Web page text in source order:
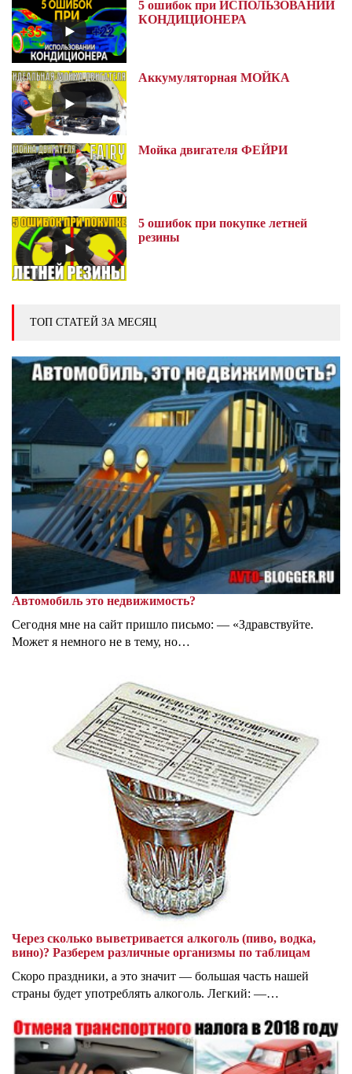
5 ошибок при ИСПОЛЬЗОВАНИИ
КОНДИЦИОНЕРА
Аккумуляторная МОЙКА
Мойка двигателя ФЕЙРИ
5 ошибок при покупке летней
резины
ТОП СТАТЕЙ ЗА МЕСЯЦ
Автомобиль это недвижимость?
Сегодня мне на сайт пришло письмо: — «Здравствуйте.
Может я немного не в тему, но…
Через сколько выветривается алкоголь (пиво, водка,
вино)? Разберем различные организмы по таблицам
Скоро праздники, а это значит — большая часть нашей
страны будет употреблять алкоголь. Легкий: —…